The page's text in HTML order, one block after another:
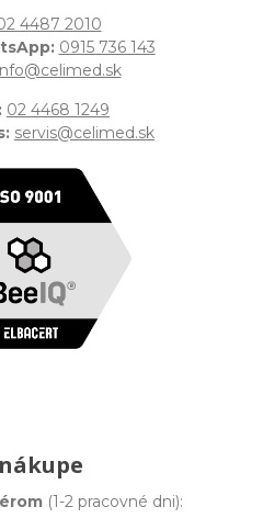
4487 2010
0915 736 143
02 4468 1249
servis@celimed.sk
(1-2 pracovné dni):